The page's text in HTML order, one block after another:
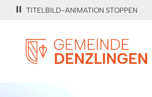
TITELBILD-ANIMATION STOPPEN